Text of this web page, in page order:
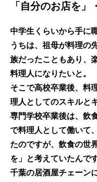
「自分のお店を
中学生くらいから手に
うちは、祖母が料理の
族だったこともあり、
料理人になりたいと。
そこで高校卒業後、料
理人としてのスキルと
専門学校卒業後は、飲
で料理人として働いて
たのですが、飲食の世
を」と考えていたんです
千葉の居酒屋チェーン